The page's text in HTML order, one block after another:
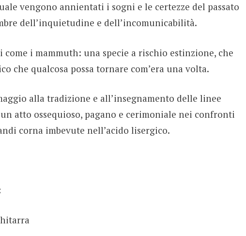
vengono annientati i sogni e le certezze del passato
dell’inquietudine e dell’incomunicabilità.
come i mammuth: una specie a rischio estinzione, che
che qualcosa possa tornare com’era una volta.
alla tradizione e all’insegnamento delle linee
atto ossequioso, pagano e cerimoniale nei confronti
corna imbevute nell’acido lisergico.